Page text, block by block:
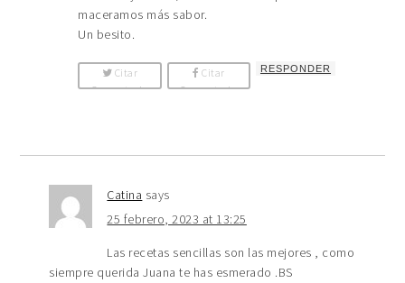
maceramos más sabor.
Un besito.
Citar
Comentario
Citar
Comentario
RESPONDER
Catina says
25 febrero, 2023 at 13:25
Las recetas sencillas son las mejores , como
siempre querida Juana te has esmerado .BS